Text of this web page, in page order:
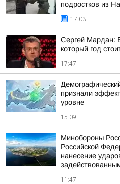
подростков из
17:03
Сергей Мардан:
который год
17:47
признали
уровне
15:09
Минобороны
Российской
нанесение
11:47